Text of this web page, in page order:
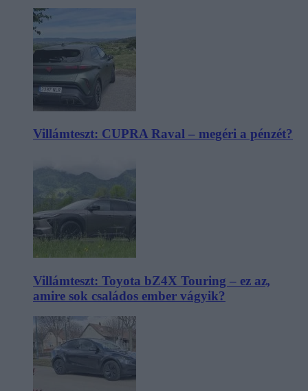
Villámteszt: CUPRA Raval – megéri a pénzét?
Villámteszt: Toyota bZ4X Touring – ez az,
amire sok családos ember vágyik?